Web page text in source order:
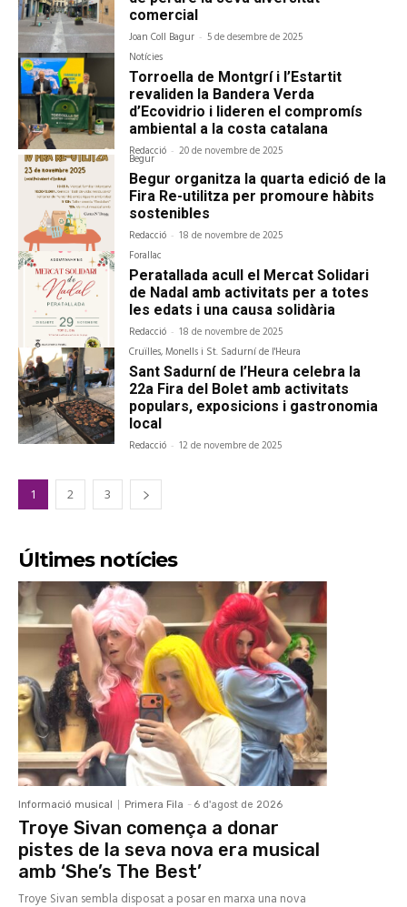
comercial
Joan Coll Bagur - 5 de desembre de 2025
Notícies
Torroella de Montgrí i l’Estartit
revaliden la Bandera Verda
d’Ecovidrio i lideren el compromís
ambiental a la costa catalana
Redacció - 20 de novembre de 2025
Begur
Begur organitza la quarta edició de la
Fira Re-utilitza per promoure hàbits
sostenibles
Redacció - 18 de novembre de 2025
Forallac
Peratallada acull el Mercat Solidari
de Nadal amb activitats per a totes
les edats i una causa solidària
Redacció - 18 de novembre de 2025
Cruïlles, Monells i St. Sadurní de l'Heura
Sant Sadurní de l’Heura celebra la
22a Fira del Bolet amb activitats
populars, exposicions i gastronomia
local
Redacció - 12 de novembre de 2025
1 2 3
Últimes notícies
Informació musical Primera Fila - 6 d'agost de 2026
Troye Sivan comença a donar
pistes de la seva nova era musical
amb ‘She’s The Best’
Troye Sivan sembla disposat a posar en marxa una nova